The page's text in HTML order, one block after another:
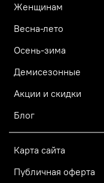
Женщинам
Весна-лето
Осень-зима
Демисезонные
Акции и скидки
Блог
Карта сайта
Публичная оферта